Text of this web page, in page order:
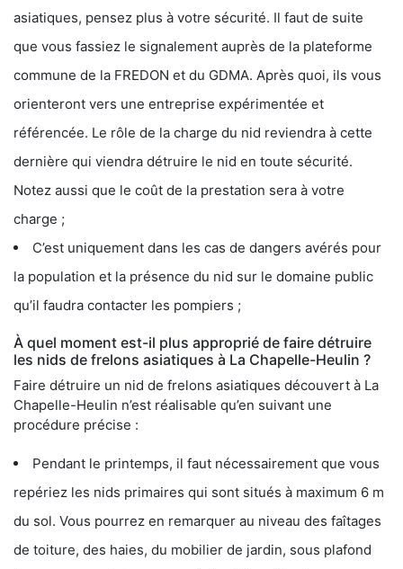
asiatiques, pensez plus à votre sécurité. Il faut de suite
que vous fassiez le signalement auprès de la plateforme
commune de la FREDON et du GDMA. Après quoi, ils vous
orienteront vers une entreprise expérimentée et
référencée. Le rôle de la charge du nid reviendra à cette
dernière qui viendra détruire le nid en toute sécurité.
Notez aussi que le coût de la prestation sera à votre
charge ;
C’est uniquement dans les cas de dangers avérés pour
la population et la présence du nid sur le domaine public
qu’il faudra contacter les pompiers ;
À quel moment est-il plus approprié de faire détruire
les nids de frelons asiatiques à La Chapelle-Heulin ?
Faire détruire un nid de frelons asiatiques découvert à La
Chapelle-Heulin n’est réalisable qu’en suivant une
procédure précise :
Pendant le printemps, il faut nécessairement que vous
repériez les nids primaires qui sont situés à maximum 6 m
du sol. Vous pourrez en remarquer au niveau des faîtages
de toiture, des haies, du mobilier de jardin, sous plafond